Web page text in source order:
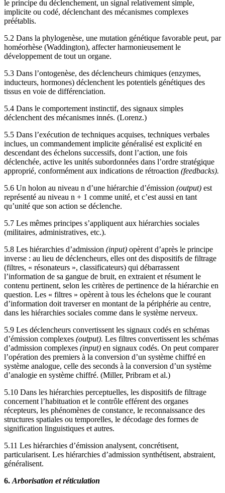
le principe du déclenchement, un signal relativement simple,
implicite ou codé, déclenchant des mécanismes complexes
préétablis.
5.2 Dans la phylogenèse, une mutation génétique favorable peut, par
homéorhèse (Waddington), affecter harmonieusement le
développement de tout un organe.
5.3 Dans l’ontogenèse, des déclencheurs chimiques (enzymes,
inducteurs, hormones) déclenchent les potentiels génétiques des
tissus en voie de différenciation.
5.4 Dans le comportement instinctif, des signaux simples
déclenchent des mécanismes innés. (Lorenz.)
5.5 Dans l’exécution de techniques acquises, techniques verbales
inclues, un commandement implicite généralisé est explicité en
descendant des échelons successifs, dont l’action, une fois
déclenchée, active les unités subordonnées dans l’ordre stratégique
approprié, conformément aux indications de rétroaction (feedbacks).
5.6 Un holon au niveau n d’une hiérarchie d’émission (output) est
représenté au niveau n + 1 comme unité, et c’est aussi en tant
qu’unité que son action se déclenche.
5.7 Les mêmes principes s’appliquent aux hiérarchies sociales
(militaires, administratives, etc.).
5.8 Les hiérarchies d’admission (input) opèrent d’après le principe
inverse : au lieu de déclencheurs, elles ont des dispositifs de filtrage
(filtres, « résonateurs », classificateurs) qui débarrassent
l’information de sa gangue de bruit, en extraient et résument le
contenu pertinent, selon les critères de pertinence de la hiérarchie en
question. Les « filtres » opèrent à tous les échelons que le courant
d’information doit traverser en montant de la périphérie au centre,
dans les hiérarchies sociales comme dans le système nerveux.
5.9 Les déclencheurs convertissent les signaux codés en schémas
d’émission complexes (output). Les filtres convertissent les schémas
d’admission complexes (input) en signaux codés. On peut comparer
l’opération des premiers à la conversion d’un système chiffré en
système analogue, celle des seconds à la conversion d’un système
d’analogie en système chiffré. (Miller, Pribram et al.)
5.10 Dans les hiérarchies perceptuelles, les dispositifs de filtrage
concernent l’habituation et le contrôle efférent des organes
récepteurs, les phénomènes de constance, le reconnaissance des
structures spatiales ou temporelles, le décodage des formes de
signification linguistiques et autres.
5.11 Les hiérarchies d’émission analysent, concrétisent,
particularisent. Les hiérarchies d’admission synthétisent, abstraient,
généralisent.
6. Arborisation et réticulation